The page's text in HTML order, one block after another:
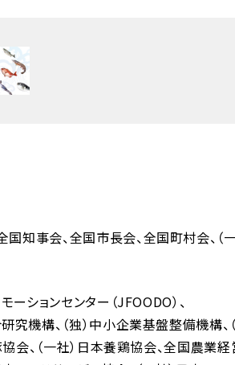
国知事会 全国市長会 全国町村会 （
ションセンター（JFOODO）
究機構 （独）中小企業基盤整備機構
協会 （一社）日本養鶏協会 全国農業